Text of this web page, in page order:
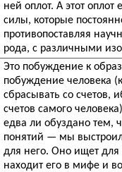
ней оплот. А этот
силы, которые
противопоставляя
рода, с различными
Это побуждение к
побуждение человека
сбрасывать со
счетов самого
едва ли обуздано тем,
понятий — мы
для него. Оно ищет для
находит его в мифе и